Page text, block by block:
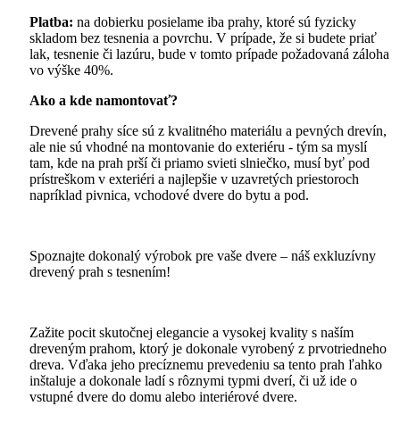
Platba: na dobierku posielame iba prahy, ktoré sú fyzicky
skladom bez tesnenia a povrchu. V prípade, že si budete priať
lak, tesnenie či lazúru, bude v tomto prípade požadovaná záloha
vo výške 40%.
Ako a kde namontovať?
Drevené prahy síce sú z kvalitného materiálu a pevných drevín,
ale nie sú vhodné na montovanie do exteriéru - tým sa myslí
tam, kde na prah prší či priamo svieti slniečko, musí byť pod
prístreškom v exteriéri a najlepšie v uzavretých priestoroch
napríklad pivnica, vchodové dvere do bytu a pod.
Spoznajte dokonalý výrobok pre vaše dvere – náš exkluzívny
drevený prah s tesnením!
Zažite pocit skutočnej elegancie a vysokej kvality s naším
dreveným prahom, ktorý je dokonale vyrobený z prvotriedneho
dreva. Vďaka jeho precíznemu prevedeniu sa tento prah ľahko
inštaluje a dokonale ladí s rôznymi typmi dverí, či už ide o
vstupné dvere do domu alebo interiérové dvere.